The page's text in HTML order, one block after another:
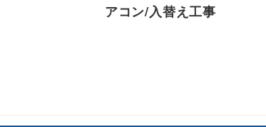
アコン/入替え工事